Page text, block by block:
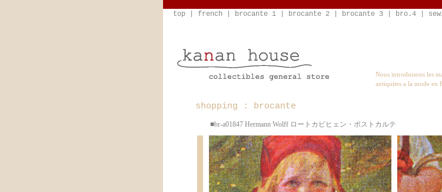
top french brocante 1 brocante 2 brocante 3 bro.4
Nous introduisons les
antiquites a la mode en
shopping : brocante
■br-a01847 Hermann Wolff ロートカピヒェン・ポストカルテ